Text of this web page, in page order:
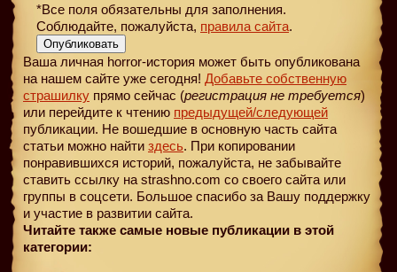
*Все поля обязательны для заполнения.
Соблюдайте, пожалуйста, правила сайта.
Опубликовать
Ваша личная horror-история может быть опубликована
на нашем сайте уже сегодня! Добавьте собственную
страшилку прямо сейчас (регистрация не требуется)
или перейдите к чтению предыдущей/следующей
публикации. Не вошедшие в основную часть сайта
статьи можно найти здесь. При копировании
понравившихся историй, пожалуйста, не забывайте
ставить ссылку на strashno.com со своего сайта или
группы в соцсети. Большое спасибо за Вашу поддержку
и участие в развитии сайта.
Читайте также самые новые публикации в этой
категории: